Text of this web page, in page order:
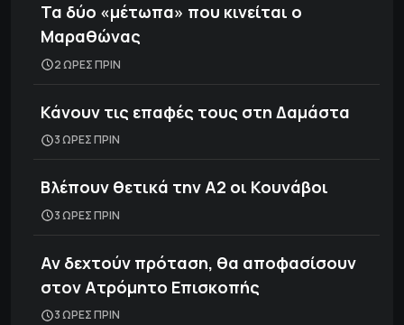
Τα δύο «μέτωπα» που κινείται ο
Μαραθώνας
2 ΩΡΕΣ ΠΡΙΝ
Κάνουν τις επαφές τους στη Δαμάστα
3 ΩΡΕΣ ΠΡΙΝ
Βλέπουν θετικά την Α2 οι Κουνάβοι
3 ΩΡΕΣ ΠΡΙΝ
Αν δεχτούν πρόταση, θα αποφασίσουν
στον Ατρόμητο Επισκοπής
3 ΩΡΕΣ ΠΡΙΝ